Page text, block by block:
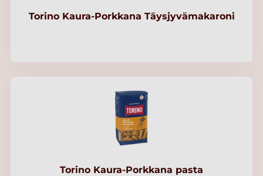
Torino Kaura-Porkkana Täysjyvämakaroni
Torino Kaura-Porkkana pasta